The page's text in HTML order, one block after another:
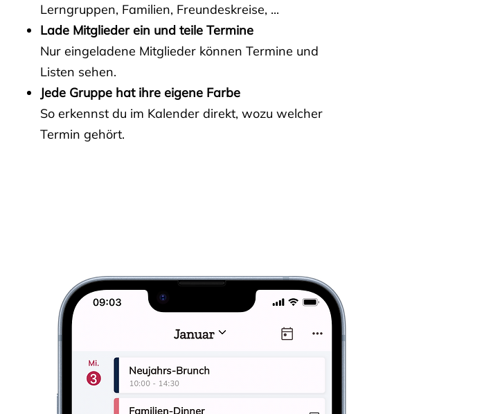
Lerngruppen, Familien, Freundeskreise, ...
Lade Mitglieder ein und teile Termine
Nur eingeladene Mitglieder können Termine und
Listen sehen.
Jede Gruppe hat ihre eigene Farbe
So erkennst du im Kalender direkt, wozu welcher
Termin gehört.